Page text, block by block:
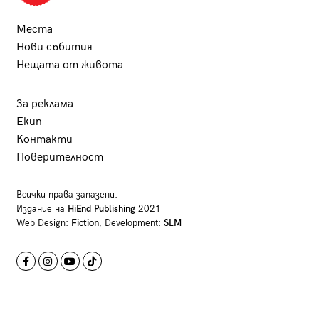
Места
Нови събития
Нещата от живота
За реклама
Екип
Контакти
Поверителност
Всички права запазени.
Издание на HiEnd Publishing2021
Web Design: Fiction, Development: SLM